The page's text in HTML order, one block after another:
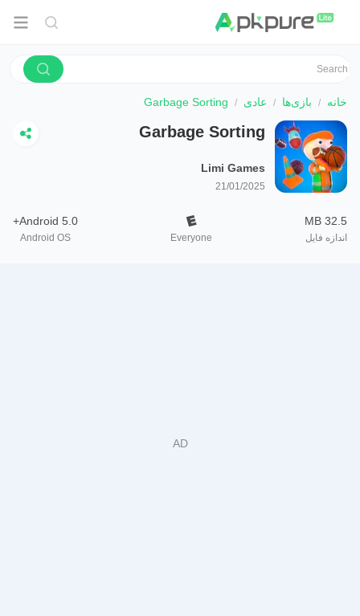
خانه بازی‌ها عادی Garbage Sorting
Garbage Sorting
Limi Games
21/01/2025
32.5 MB
اندازه فایل Everyone
Android 5.0+
Android OS